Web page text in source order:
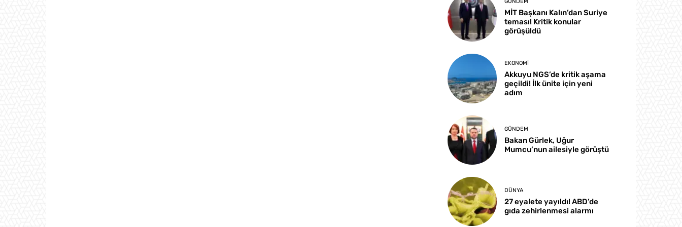
GÜNDEM
MİT Başkanı Kalın’dan Suriye
teması! Kritik konular
görüşüldü
EKONOMI
Akkuyu NGS’de kritik aşama
geçildi! İlk ünite için yeni
adım
GÜNDEM
Bakan Gürlek, Uğur
Mumcu’nun ailesiyle görüştü
DÜNYA
27 eyalete yayıldı! ABD’de
gıda zehirlenmesi alarmı